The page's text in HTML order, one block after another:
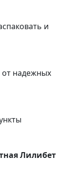
и
от надежных
Лилибет